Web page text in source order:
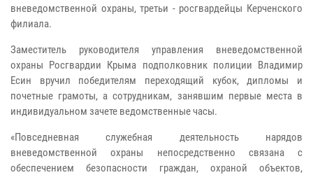
вневедомственной охраны, третьи - росгвардейцы Керченского
филиала.
Заместитель руководителя управления вневедомственной
охраны Росгвардии Крыма подполковник полиции Владимир
Есин вручил победителям переходящий кубок, дипломы и
почетные грамоты, а сотрудникам, занявшим первые места в
индивидуальном зачете ведомственные часы.
«Повседневная служебная деятельность нарядов
вневедомственной охраны непосредственно связана с
обеспечением безопасности граждан, охраной объектов,